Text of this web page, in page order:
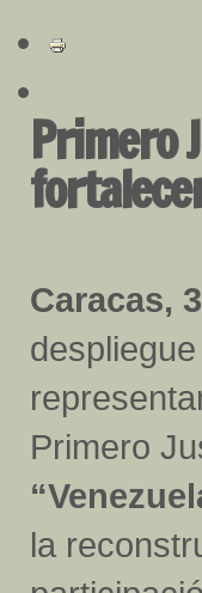
Primero
Caracas,
Primero
la